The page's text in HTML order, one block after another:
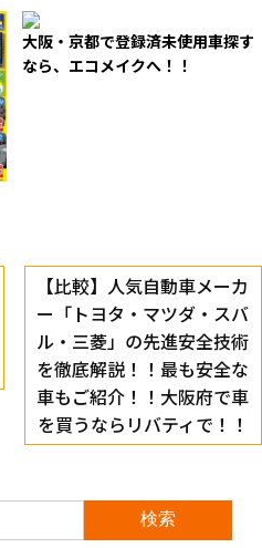
大阪・京都で登録済未使用車探す
なら、エコメイクへ！！
【比較】人気自動車メーカ
ー「トヨタ・マツダ・スバ
ル・三菱」の先進安全技術
を徹底解説！！最も安全な
車もご紹介！！大阪府で車
を買うならリバティで！！